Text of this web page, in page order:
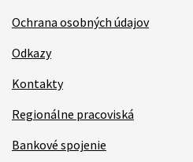
Ochrana osobných údajov
Odkazy
Kontakty
Regionálne pracoviská
Bankové spojenie